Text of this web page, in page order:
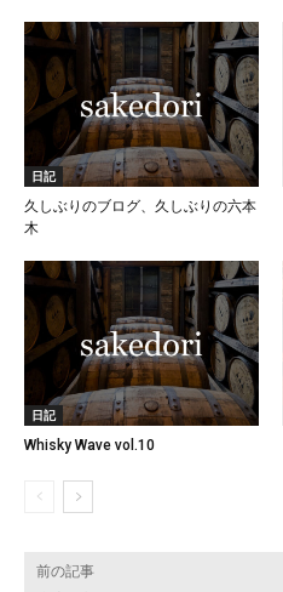
日記
久しぶりのブログ、久しぶりの六本
木
日記
Whisky Wave vol.10
前の記事